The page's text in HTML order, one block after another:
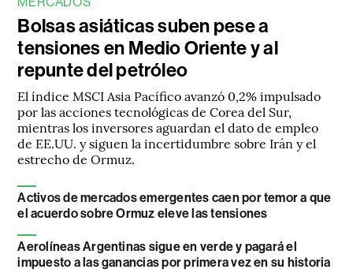
Bolsas asiáticas suben pese a
tensiones en Medio Oriente y al
repunte del petróleo
El índice MSCI Asia Pacífico avanzó 0,2% impulsado
por las acciones tecnológicas de Corea del Sur,
mientras los inversores aguardan el dato de empleo
de EE.UU. y siguen la incertidumbre sobre Irán y el
estrecho de Ormuz.
Activos de mercados emergentes caen por temor a que
el acuerdo sobre Ormuz eleve las tensiones
Aerolíneas Argentinas sigue en verde y pagará el
impuesto a las ganancias por primera vez en su historia